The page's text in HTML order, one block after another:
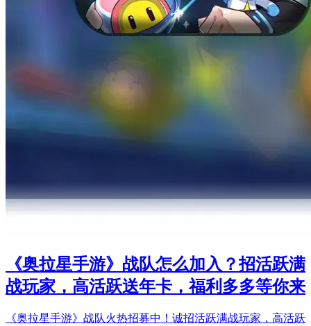
《奥拉星手游》战队怎么加入？招活跃满
战玩家，高活跃送年卡，福利多多等你来
《奥拉星手游》战队火热招募中！诚招活跃满战玩家，高活跃